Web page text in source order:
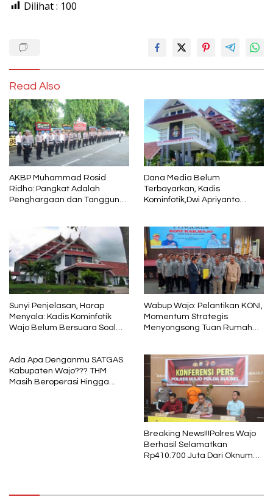
Dilihat : 100
Read Also
AKBP Muhammad Rosid
Ridho: Pangkat Adalah
Penghargaan dan Tanggung
Dana Media Belum
Terbayarkan, Kadis
Kominfotik,Dwi Apriyanto
Sunyi Penjelasan, Harap
Menyala: Kadis Kominfotik
Wajo Belum Bersuara Soal
Wabup Wajo: Pelantikan KONI,
Momentum Strategis
Menyongsong Tuan Rumah
Ada Apa Denganmu SATGAS
Kabupaten Wajo??? THM
Masih Beroperasi Hingga
Breaking News!!!Polres Wajo
Berhasil Selamatkan
Rp410.700 Juta Dari Oknum